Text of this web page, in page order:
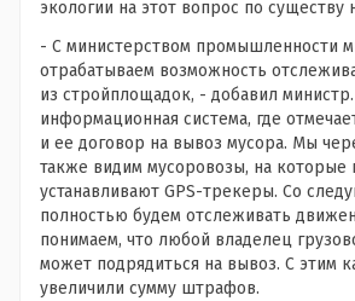
экологии на этот вопрос по существу
- С министерством промышленности
отрабатываем возможность
из стройплощадок, - добавил
информационная система, где
и ее договор на вывоз мусора. Мы
также видим мусоровозы, на которые
устанавливают GPS-трекеры. Со
полностью будем отслеживать
понимаем, что любой владелец
может подрядиться на вывоз. С этим
увеличили сумму штрафов.